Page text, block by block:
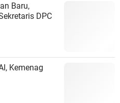
Baru,
DPC
Kemenag